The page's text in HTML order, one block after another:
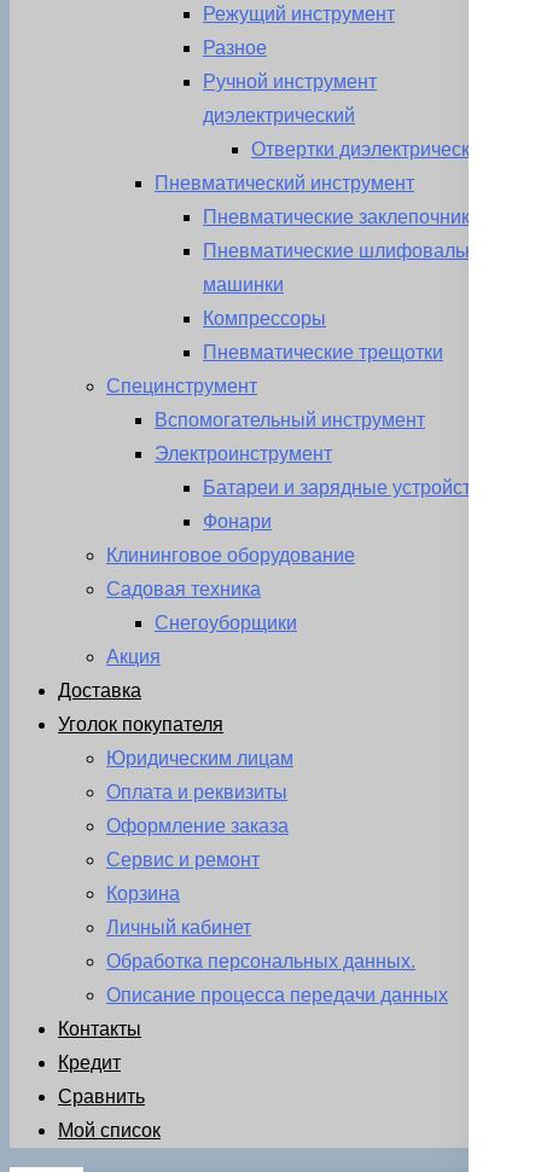
Режущий инструмент
Разное
Ручной инструмент
диэлектрический
Отвертки диэлектрические
Пневматический инструмент
Пневматические заклепочники
Пневматические шлифовальные
машинки
Компрессоры
Пневматические трещотки
Специнструмент
Вспомогательный инструмент
Электроинструмент
Батареи и зарядные устройства
Фонари
Клининговое оборудование
Садовая техника
Снегоуборщики
Акция
Доставка
Уголок покупателя
Юридическим лицам
Оплата и реквизиты
Оформление заказа
Сервис и ремонт
Корзина
Личный кабинет
Обработка персональных данных.
Описание процесса передачи данных
Контакты
Кредит
Сравнить
Мой список